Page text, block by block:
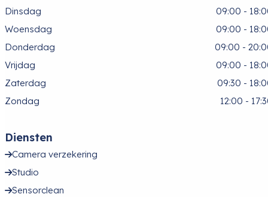
Dinsdag
09:00 -
Woensdag
09:00 -
Donderdag
09:00 -
Vrijdag
09:00 -
Zaterdag
09:30 -
Zondag
12:00 -
Diensten
Camera verzekering
Studio
Sensorclean